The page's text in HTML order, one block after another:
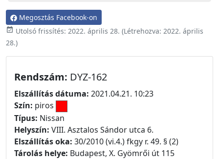
Megosztás Facebook-on
event_available Utolsó frissítés: 2022. április 28. (Létrehozva: 2022. április
28.)
Rendszám: DYZ-162
Elszállítás dátuma: 2021.04.21. 10:23
Szín: piros
Típus: Nissan
Helyszín: VIII. Asztalos Sándor utca 6.
Elszállítás oka: 30/2010 (vi.4.) fkgy r. 49. § (2)
Tárolás helye: Budapest, X. Gyömrői út 115